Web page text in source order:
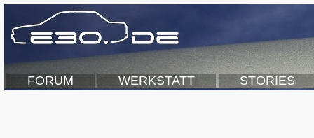
FORUM WERKSTATT STORIES